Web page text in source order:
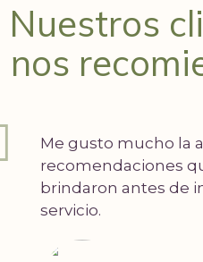
Nuestros
nos
Me gusto mucho la
recomendaciones
brindaron antes de
servicio.